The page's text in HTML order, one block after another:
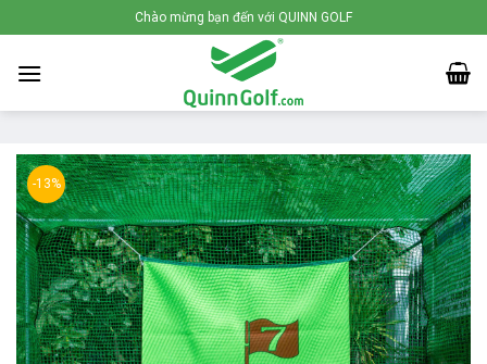
to
content
Chào mừng bạn đến với QUINN GOLF
-13%